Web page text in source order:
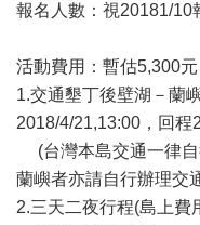
報名人數：視20181/10
活動費用：暫估5,300元
1.交通墾丁後壁湖－蘭
2018/4/21,13:00，回程
(台灣本島交通一律自
蘭嶼者亦請自行辦理交
2.三天二夜行程(島上費